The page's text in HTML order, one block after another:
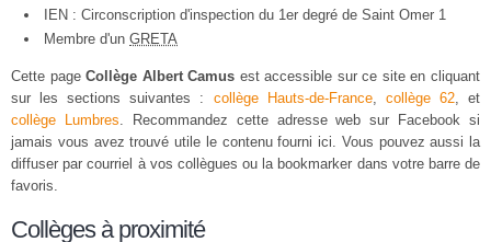
IEN : Circonscription d'inspection du 1er degré de Saint Omer 1
Membre d'un GRETA
Cette pageCollège Albert Camus est accessible sur ce site en cliquant
sur les sections suivantes : collège Hauts-de-France, collège 62, et
collège Lumbres. Recommandez cette adresse web sur Facebook si
jamais vous avez trouvé utile le contenu fourni ici. Vous pouvez aussi la
diffuser par courriel à vos collègues ou la bookmarker dans votre barre de
favoris.
Collèges à proximité